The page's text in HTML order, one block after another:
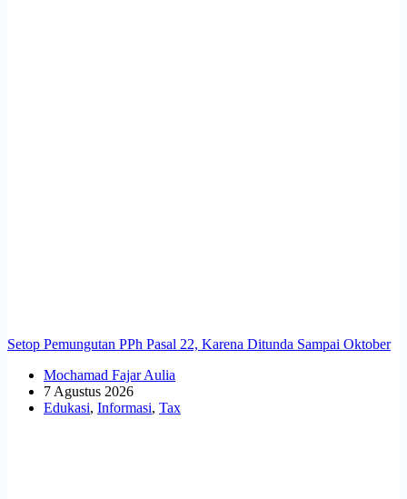
Setop Pemungutan PPh Pasal 22, Karena Ditunda Sampai Oktober
Mochamad Fajar Aulia
7 Agustus 2026
Edukasi, Informasi, Tax